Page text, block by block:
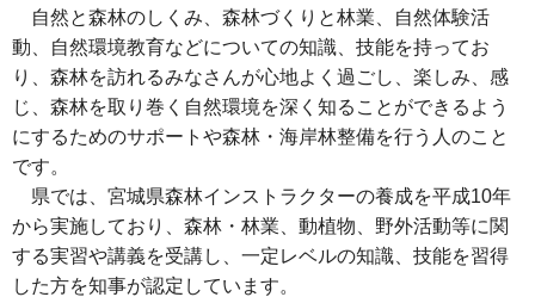
自然と森林のしくみ、森林づくりと林業、自然体験活
動、自然環境教育などについての知識、技能を持ってお
り、森林を訪れるみなさんが心地よく過ごし、楽しみ、感
じ、森林を取り巻く自然環境を深く知ることができるよう
にするためのサポートや森林・海岸林整備を行う人のこと
です。
県では、宮城県森林インストラクターの養成を平成10年
から実施しており、森林・林業、動植物、野外活動等に関
する実習や講義を受講し、一定レベルの知識、技能を習得
した方を知事が認定しています。